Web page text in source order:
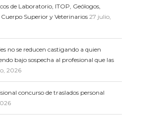
de Laboratorio, ITOP, Geólogos,
Superior y Veterinarios27 julio,
no se reducen castigando a quien
bajo sospecha al profesional que las
2026
concurso de traslados personal